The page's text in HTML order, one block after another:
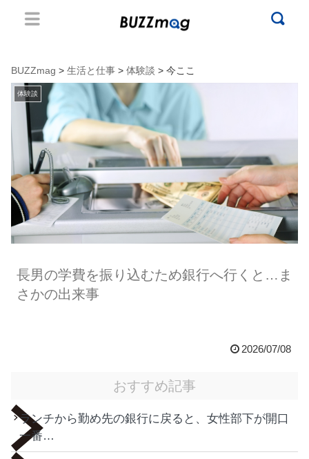
BUZZmag > 生活と仕事 > 体験談 > 今ここ
体験談
長男の学費を振り込むため銀行へ行くと…ま
さかの出来事
2026/07/08
おすすめ記事
ランチから勤め先の銀行に戻ると、女性部下が開口
一番…